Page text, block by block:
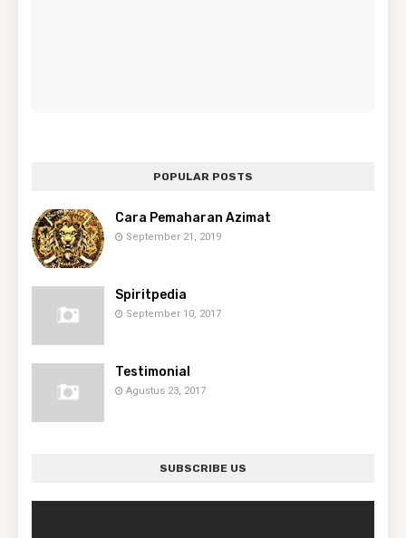
POPULAR POSTS
Cara Pemaharan Azimat
September 21, 2019
Spiritpedia
September 10, 2017
Testimonial
Agustus 23, 2017
SUBSCRIBE US